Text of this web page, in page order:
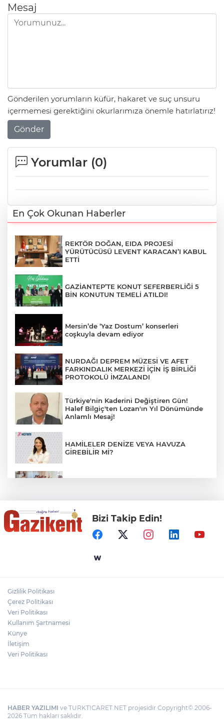
Mesaj
Gönderilen yorumların küfür, hakaret ve suç unsuru
içermemesi gerektiğini okurlarımıza önemle hatırlatırız!
Gönder
Yorumlar (0)
En Çok Okunan Haberler
REKTÖR DOĞAN, EIDA PROJESİ
YÜRÜTÜCÜSÜ LEVENT KARACAN’I KABUL
ETTİ
GAZİANTEP’TE KONUT SEFERBERLİĞİ 5
BİN KONUTUN TEMELİ ATILDI!
Mersin’de ‘Yaz Dostum’ konserleri
coşkuyla devam ediyor
NURDAĞI DEPREM MÜZESİ VE AFET
FARKINDALIK MERKEZİ İÇİN İŞ BİRLİĞİ
PROTOKOLÜ İMZALANDI
Türkiye'nin Kaderini Değiştiren Gün!
Halef Bilgiç'ten Lozan'ın Yıl Dönümünde
Anlamlı Mesaj!
HAMİLELER DENİZE VEYA HAVUZA
GİREBİLİR Mİ?
"BEBEĞİ TÜM GECE AYNI BEZLE
BIRAKMAYIN!"
Gaziantep Üniversitesi Elektrik-Elektronik
Bizi Takip Edin!
Gizlilik Politikası
Çerez Politikası
Veri Politikası
Kullanım Şartnamesi
Künye
İletişim
Veri Politikası
HABER YAZILIMI ve TURKTICARET.NET projesidir Copyright© 2006-
2026 Tüm hakları saklıdır.